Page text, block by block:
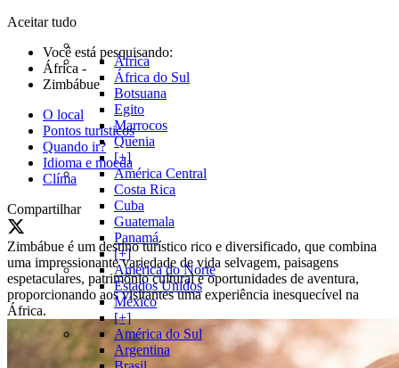
África
África do Sul
Botsuana
Egito
Marrocos
Quenia
[+]
América Central
Costa Rica
Cuba
Guatemala
Panamá
[+]
América do Norte
Estados Unidos
México
[+]
América do Sul
Argentina
Aceitar tudo
Você está pesquisando:
África -
Zimbábue
O local
Pontos turísticos
Quando ir?
Idioma e moeda
Clíma
Compartilhar
Zimbábue é um destino turístico rico e diversificado, que combina
uma impressionante variedade de vida selvagem, paisagens
espetaculares, patrimônio cultural e oportunidades de aventura,
proporcionando aos visitantes uma experiência inesquecível na
África.